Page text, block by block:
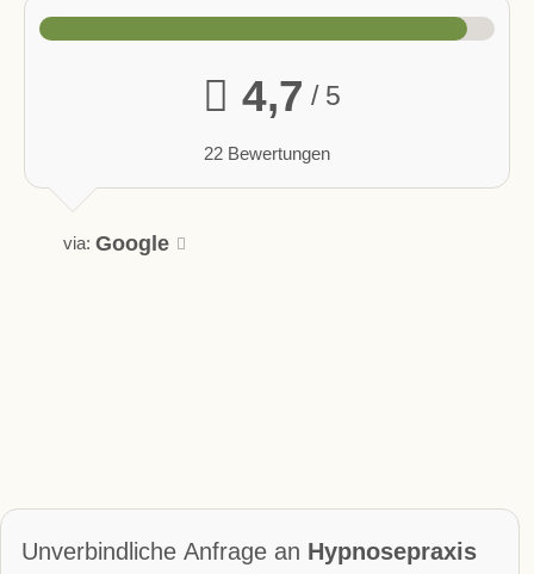
4,7 / 5
22 Bewertungen
via: Google
Unverbindliche Anfrage an Hypnosepraxis